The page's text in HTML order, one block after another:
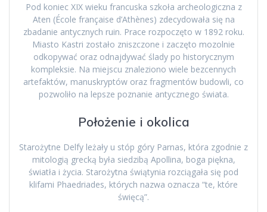
Pod koniec XIX wieku francuska szkoła archeologiczna z
Aten (École française d’Athènes) zdecydowała się na
zbadanie antycznych ruin. Prace rozpoczęto w 1892 roku.
Miasto Kastri zostało zniszczone i zaczęto mozolnie
odkopywać oraz odnajdywać ślady po historycznym
kompleksie. Na miejscu znaleziono wiele bezcennych
artefaktów, manuskryptów oraz fragmentów budowli, co
pozwoliło na lepsze poznanie antycznego świata.
Położenie i okolica
Starożytne Delfy leżały u stóp góry Parnas, która zgodnie z
mitologią grecką była siedzibą Apollina, boga piękna,
światła i życia. Starożytna świątynia rozciągała się pod
klifami Phaedriades, których nazwa oznacza “te, które
święcą”.